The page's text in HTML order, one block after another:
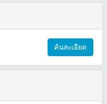
ค้นละเอียด